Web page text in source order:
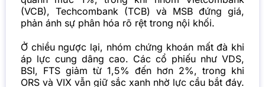
(VCB), Techcombank (TCB) và MSB đứng giá,
phản ánh sự phân hóa rõ rệt trong nội khối.
Ở chiều ngược lại, nhóm chứng khoán mất đà khi
áp lực cung dâng cao. Các cổ phiếu như VDS,
BSI, FTS giảm từ 1,5% đến hơn 2%, trong khi
ORS và VIX vẫn giữ sắc xanh nhờ lực cầu bắt đáy.